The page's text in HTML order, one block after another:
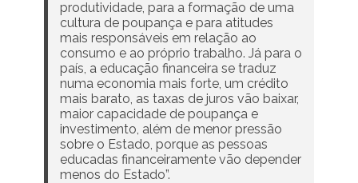
produtividade, para a formação de uma
cultura de poupança e para atitudes
mais responsáveis em relação ao
consumo e ao próprio trabalho. Já para o
país, a educação financeira se traduz
numa economia mais forte, um crédito
mais barato, as taxas de juros vão baixar,
maior capacidade de poupança e
investimento, além de menor pressão
sobre o Estado, porque as pessoas
educadas financeiramente vão depender
menos do Estado”.